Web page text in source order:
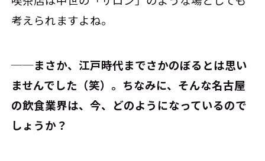
考えられますよね。
──まさか、江戸時代までさかのぼるとは思い
ませんでした（笑）。ちなみに、そんな名古屋
の飲食業界は、今、どのようになっているので
しょうか？